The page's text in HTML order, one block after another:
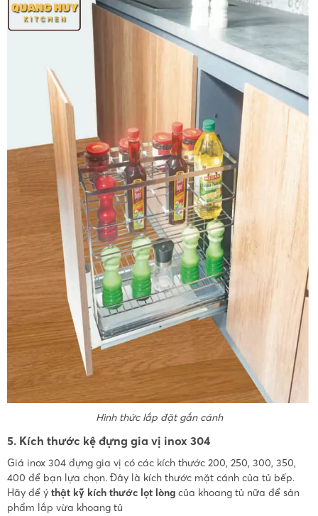
Hình thức lắp đặt gắn cánh
5. Kích thước kệ đựng gia vị inox 304
Giá inox 304 đựng gia vị có các kích thước 200, 250, 300, 350,
400 để bạn lựa chọn. Đây là kích thước mặt cánh của tủ bếp.
Hãy để ý thật kỹ kích thước lọt lòngcủa khoang tủ nữa để sản
phẩm lắp vừa khoang tủ